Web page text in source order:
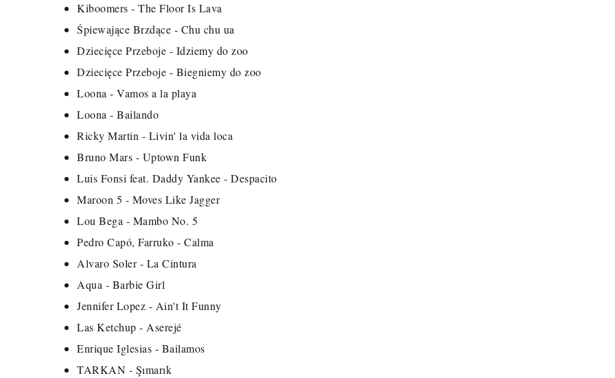
Kiboomers - The Floor Is Lava
Śpiewające Brzdące - Chu chu ua
Dziecięce Przeboje - Idziemy do zoo
Dziecięce Przeboje - Biegniemy do zoo
Loona - Vamos a la playa
Loona - Bailando
Ricky Martin - Livin' la vida loca
Bruno Mars - Uptown Funk
Luis Fonsi feat. Daddy Yankee - Despacito
Maroon 5 - Moves Like Jagger
Lou Bega - Mambo No. 5
Pedro Capó, Farruko - Calma
Alvaro Soler - La Cintura
Aqua - Barbie Girl
Jennifer Lopez - Ain't It Funny
Las Ketchup - Aserejé
Enrique Iglesias - Bailamos
TARKAN - Şımarık